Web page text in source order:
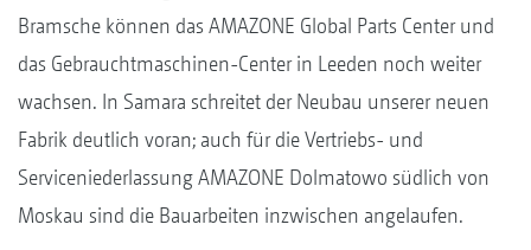
Bramsche können das AMAZONE Global Parts Center und
das Gebrauchtmaschinen-Center in Leeden noch weiter
wachsen. In Samara schreitet der Neubau unserer neuen
Fabrik deutlich voran; auch für die Vertriebs- und
Serviceniederlassung AMAZONE Dolmatowo südlich von
Moskau sind die Bauarbeiten inzwischen angelaufen.